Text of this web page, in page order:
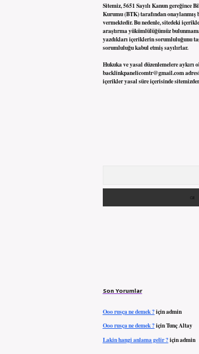
Sitemiz, 5651 Sayılı Kanun gereğince
Kurumu (BTK) tarafından onaylanmış
vermektedir. Bu nedenle, sitedeki
araştırma yükümlülüğümüz
yazdıkları içeriklerin sorumluluğunu
sorumluluğu kabul etmiş sayılırlar.
Hukuka ve yasal düzenlemelere aykırı
backlinkpanelicomtr@gmail.com
içerikler yasal süre içerisinde
Son Yorumlar
Ooo rusça ne demek ?içinadmin
Ooo rusça ne demek ?içinTunç Altay
Lakin hangi anlama gelir ?içinadmin